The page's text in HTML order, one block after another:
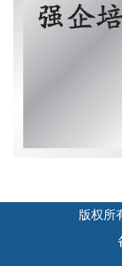
版权所